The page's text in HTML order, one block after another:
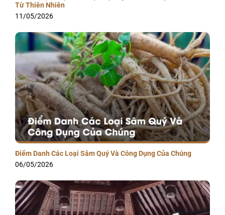
Từ Thiên Nhiên
11/05/2026
Điểm Danh Các Loại Sâm Quý Và Công Dụng Của Chúng
06/05/2026